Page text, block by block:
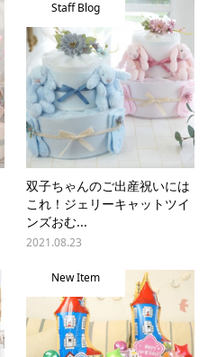
Staff Blog
双子ちゃんのご出産祝いには
これ！ジェリーキャットツイ
ンズおむ...
2021.08.23
New Item